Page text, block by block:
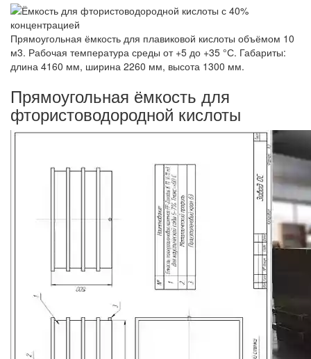
Прямоугольная ёмкость для плавиковой кислоты объёмом 10
м3. Рабочая температура среды от +5 до +35 °С. Габариты:
длина 4160 мм, ширина 2260 мм, высота 1300 мм.
Прямоугольная ёмкость для
фтористоводородной кислоты